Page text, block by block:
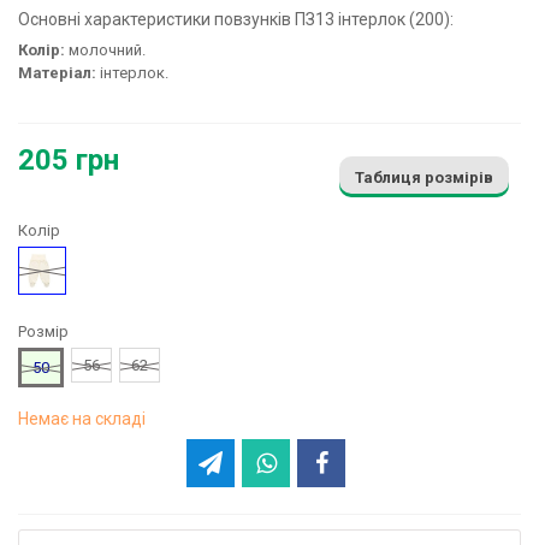
Основні характеристики повзунків ПЗ13 інтерлок (200):
Колір: молочний.
Матеріал: інтерлок.
205 грн
Таблиця розмірів
Колір
Молочний
Розмір
50
56 62
Немає на складі